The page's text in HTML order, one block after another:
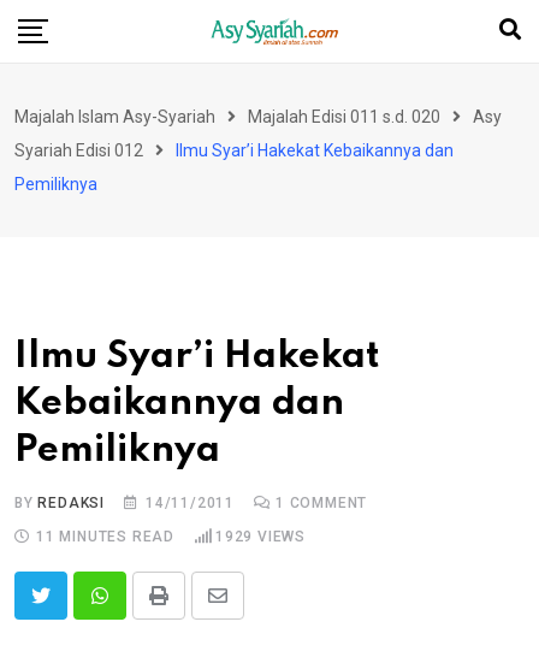
Skip
Majalah Islam Asy-Syariah Majalah Edisi 011 s.d. 020
Asy
Syariah Edisi 012
Ilmu Syar’i Hakekat Kebaikannya dan
Pemiliknya
Ilmu Syar’i Hakekat
Kebaikannya dan
Pemiliknya
BYREDAKSI 14/11/2011 1 COMMENT
11 MINUTES READ
1929 VIEWS
Print
Share